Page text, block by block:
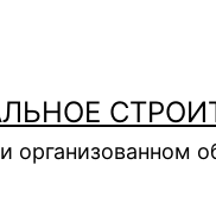
организованном